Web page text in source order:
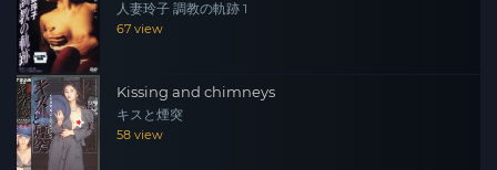
人妻玲子 調教の軌跡 1
67 view
Kissing and chimneys
キスと煙突
58 view